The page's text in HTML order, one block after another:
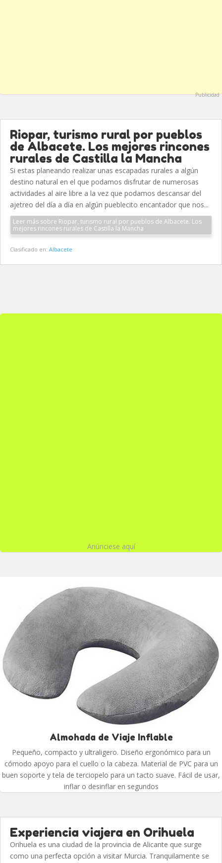
Publicidad
Riopar, turismo rural por pueblos
de Albacete. Los mejores rincones
rurales de Castilla la Mancha
Si estas planeando realizar unas escapadas rurales a algún
destino natural en el que podamos disfrutar de numerosas
actividades al aire libre a la vez que podamos descansar del
ajetreo del día a día en algún pueblecito encantador que nos...
Leer más sobre Riopar, turismo rural por pueblos de Albacete. Los
mejores rincones rurales de Castilla la Mancha
Clasificado en: Albacete
Anúnciese aquí
Almohada de Viaje Inflable
Pequeño, compacto y ultraligero. Diseño ergonómico para un
cómodo apoyo para el cuello o la cabeza. Material de PVC para un
buen soporte y tela de terciopelo para un tacto suave. Fácil de usar,
inflar o desinflar en segundos
Experiencia viajera en Orihuela
Orihuela es una ciudad de la provincia de Alicante que surge
como una perfecta opción a visitar Murcia. Tranquilamente se